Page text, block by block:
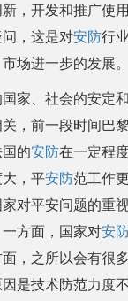
，开发和推广使
，这是对安防行
场进一步的发展。
家、社会的安定
，前一段时间巴
的安防在一定程
，平安防范工作
对平安问题的重
方面，国家对安
，之所以会有很
是技术防范力度